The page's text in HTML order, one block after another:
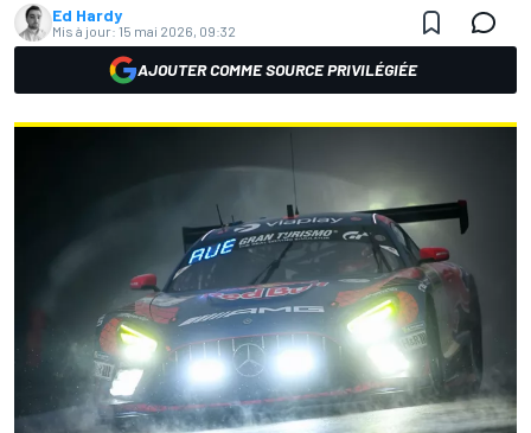
Ed Hardy
Mis à jour: 15 mai 2026, 09:32
AJOUTER COMME SOURCE PRIVILÉGIÉE